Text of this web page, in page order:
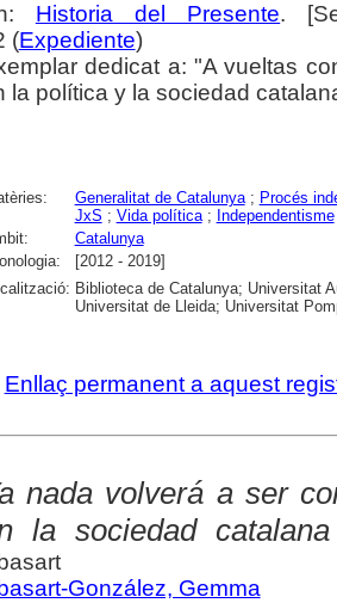
Historia del Presente.
(Expediente)
dedicat a: "A vueltas
la política y la sociedad
Generalitat de Catalunya; Procés
JxS ; Vida política; Independentisme
Catalunya
[2012 - 2019]
Biblioteca de Catalunya; Universitat
Universitat de Lleida; Universitat
Enllaç permanent a aquest
nada volverá a ser
la sociedad
González, Gemma